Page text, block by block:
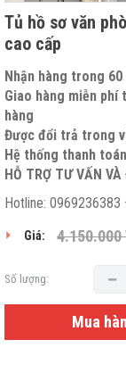
Tủ hồ sơ văn
cao cấp
Nhận hàng trong
Giao hàng miễn
hàng
Được đổi trả trong
Hệ thống thanh
HỖ TRỢ TƯ VẤN
Hotline:
Giá: 4.150.000
Số lượng:
Mua